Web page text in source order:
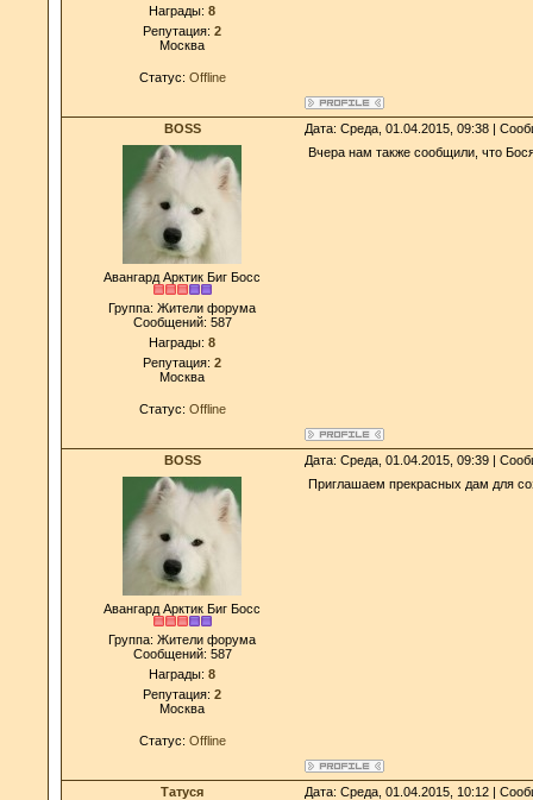
Награды: 8
Репутация: 2
Москва
Статус: Offline
BOSS Дата: Среда, 01.04.2015, 09:38 |
Авангард Арктик Биг Босс
Группа: Жители форума
Сообщений: 587
Награды: 8
Репутация: 2
Москва
Статус: Offline
Вчера нам также сообщили, что
BOSS Дата: Среда, 01.04.2015, 09:39 |
Авангард Арктик Биг Босс
Группа: Жители форума
Сообщений: 587
Награды: 8
Репутация: 2
Москва
Статус: Offline
Приглашаем прекрасных дам для
Татуся Дата: Среда, 01.04.2015, 10:12 |